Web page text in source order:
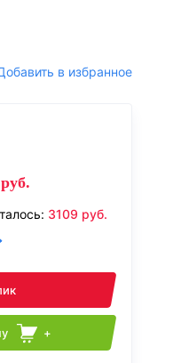
в избранное
руб.
3109 руб.
+